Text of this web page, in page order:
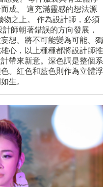
成。 這充滿靈感的想法源
之上。 作為設計師，必須
師朝著錯誤的方向發展，
想。將不可能變為可能、獨
心，以上種種都將設計師推
帶來新意。深色調是整個系
。紅色和藍色則作為立體浮
生。